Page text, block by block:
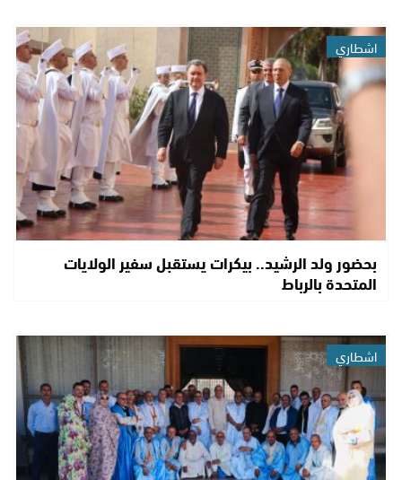
اشطاري
بحضور ولد الرشيد.. بيكرات يستقبل سفير الولايات
المتحدة بالرباط
اشطاري